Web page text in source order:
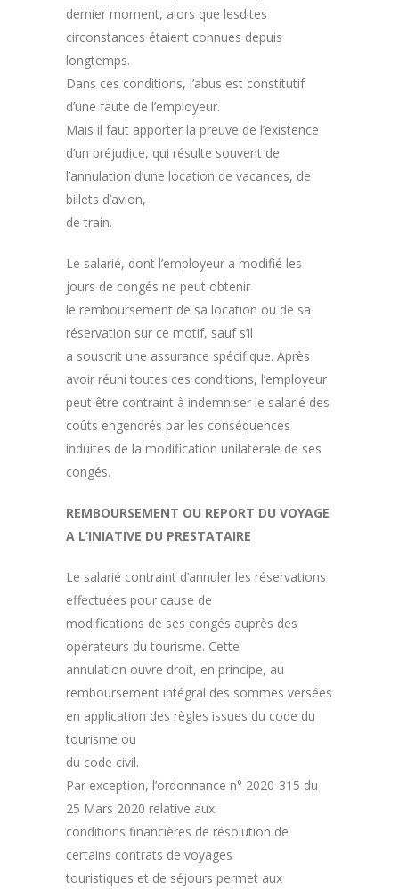
dernier moment, alors que lesdites
circonstances étaient connues depuis
longtemps.
Dans ces conditions, l’abus est constitutif
d’une faute de l’employeur.
Mais il faut apporter la preuve de l’existence
d’un préjudice, qui résulte souvent de
l’annulation d’une location de vacances, de
billets d’avion,
de train.
Le salarié, dont l’employeur a modifié les
jours de congés ne peut obtenir
le remboursement de sa location ou de sa
réservation sur ce motif, sauf s’il
a souscrit une assurance spécifique. Après
avoir réuni toutes ces conditions, l’employeur
peut être contraint à indemniser le salarié des
coûts engendrés par les conséquences
induites de la modification unilatérale de ses
congés.
REMBOURSEMENT OU REPORT DU VOYAGE
A L’INIATIVE DU PRESTATAIRE
Le salarié contraint d’annuler les réservations
effectuées pour cause de
modifications de ses congés auprès des
opérateurs du tourisme. Cette
annulation ouvre droit, en principe, au
remboursement intégral des sommes versées
en application des règles issues du code du
tourisme ou
du code civil.
Par exception, l’ordonnance n° 2020-315 du
25 Mars 2020 relative aux
conditions financières de résolution de
certains contrats de voyages
touristiques et de séjours permet aux